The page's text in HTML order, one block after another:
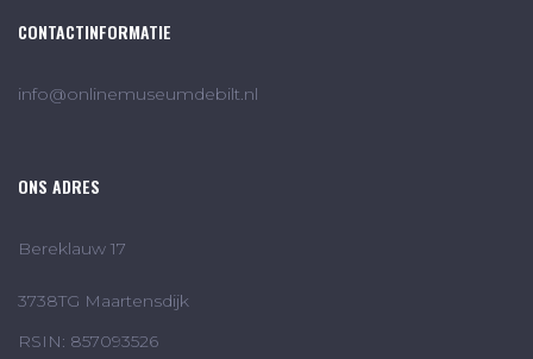
CONTACTINFORMATIE
info@onlinemuseumdebilt.nl
ONS ADRES
Bereklauw 17
3738TG Maartensdijk
RSIN: 857093526